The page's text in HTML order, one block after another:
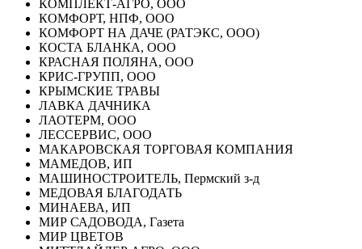
КОМПЛЕКТ-АГРО, ООО
КОМФОРТ, НПФ, ООО
КОМФОРТ НА ДАЧЕ (РАТЭКС, ООО)
КОСТА БЛАНКА, ООО
КРАСНАЯ ПОЛЯНА, ООО
КРИС-ГРУПП, ООО
КРЫМСКИЕ ТРАВЫ
ЛАВКА ДАЧНИКА
ЛАОТЕРМ, ООО
ЛЕССЕРВИС, ООО
МАКАРОВСКАЯ ТОРГОВАЯ КОМПАНИЯ
МАМЕДОВ, ИП
МАШИНОСТРОИТЕЛЬ, Пермский з-д
МЕДОВАЯ БЛАГОДАТЬ
МИНАЕВА, ИП
МИР САДОВОДА, Газета
МИР ЦВЕТОВ